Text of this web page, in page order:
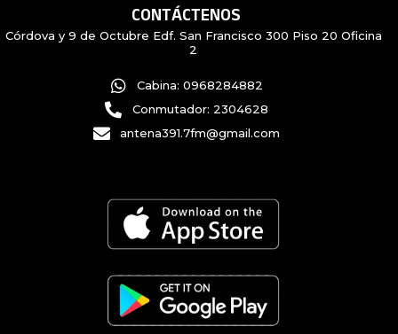
CONTÁCTENOS
Córdova y 9 de Octubre Edf. San Francisco 300 Piso 20 Oficina
2
Cabina: 0968284882
Conmutador: 2304628
antena391.7fm@gmail.com